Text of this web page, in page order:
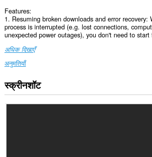
Features:
1. Resuming broken downloads and error recovery:
process is interrupted (e.g. lost connections,
unexpected power outages), you don't need to
अधिक दिखाएँ
अनुमतियाँ
यह
एक्सटेंशन
स्क्रीनशॉट